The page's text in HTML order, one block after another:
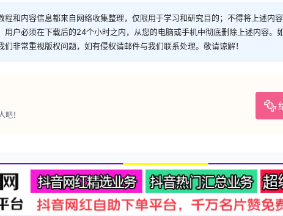
程和内容信息都来自网络收集整理，仅限用于学习和研究目的；不得将上述内
户必须在下载后的24个小时之内，从您的电脑或手机中彻底删除上述内容。
非常重视版权问题，如有侵权请邮件与我们联系处理。敬请谅解！
！